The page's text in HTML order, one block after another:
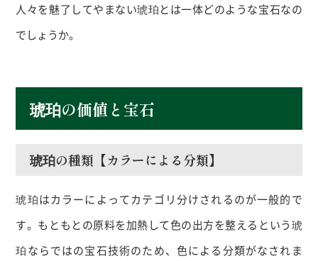
人々を魅了してやまない琥珀とは一体どのような宝石なの
でしょうか。
琥珀の価値と宝石
琥珀の種類【カラーによる分類】
琥珀はカラーによってカテゴリ分けされるのが一般的で
す。もともとの原料を加熱して色の出方を整えるという琥
珀ならではの宝石技術のため、色による分類がなされま